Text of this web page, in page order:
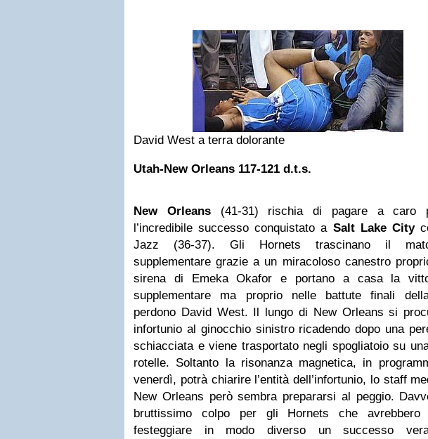
David West a terra dolorante
Utah-New Orleans 117-121 d.t.s.
New Orleans(41-31) rischia di pagare a caro
l’incredibile successo conquistato a Salt Lake City
Jazz (36-37). Gli Hornets trascinano il
supplementare grazie a un miracoloso canestro
sirena di Emeka Okafor e portano a casa la
supplementare ma proprio nelle battute finali
perdono David West. Il lungo di New Orleans si
infortunio al ginocchio sinistro ricadendo dopo una
schiacciata e viene trasportato negli spogliatoio su
rotelle. Soltanto la risonanza magnetica, in
venerdì, potrà chiarire l’entità dell’infortunio, lo staff
New Orleans però sembra prepararsi al peggio.
bruttissimo colpo per gli Hornets che avrebbero
festeggiare in modo diverso un successo